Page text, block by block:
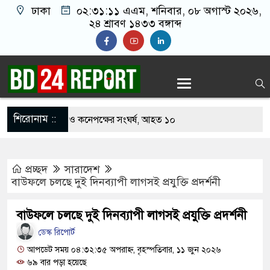
ঢাকা ০২:৩১:১২ এএম, শনিবার, ০৮ অগাস্ট ২০২৬,
২৪ শ্রাবণ ১৪৩৩ বঙ্গাব্দ
শিরোনাম ::
খাবার নিয়ে বর ও কনেপক্ষের সংঘর্ষ, আহত ১০
শঙ্কায় দেশজুড়ে পুলিশের সতর্কতা জারি
যুবদল সভাপতি আটক, ভিডিও ভাইরাল
দায়ী থাকবে জামায়াত-এনসিপি: রাশেদ খাঁন
প্রচ্ছদ
সারাদেশ
বাউফলে চলছে দুই দিনব্যাপী লাগসই প্রযুক্তি প্রদর্শনী
বাউফলে চলছে দুই দিনব্যাপী লাগসই প্রযুক্তি প্রদর্শনী
ডেস্ক রিপোর্ট
আপডেট সময় ০৪:৩২:৩৫ অপরাহ্ন, বৃহস্পতিবার, ১১ জুন ২০২৬
৬৯ বার পড়া হয়েছে